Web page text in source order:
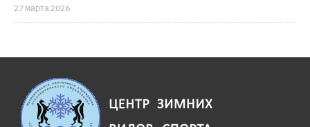
27 марта 2026